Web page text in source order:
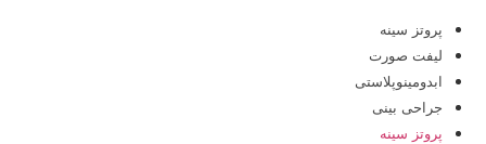
پروتز سینه
لیفت صورت
ابدومینوپلاستی
جراحی بینی
پروتز سینه